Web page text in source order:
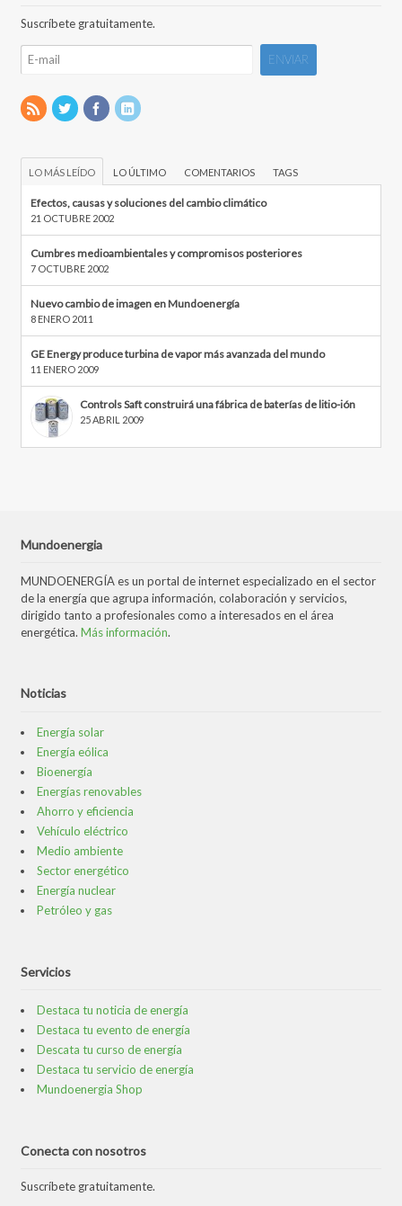
Suscríbete gratuitamente.
LO MÁS LEÍDO LO ÚLTIMO COMENTARIOS TAGS
Efectos, causas y soluciones del cambio climático
21 OCTUBRE 2002
Cumbres medioambientales y compromisos posteriores
7 OCTUBRE 2002
Nuevo cambio de imagen en Mundoenergía
8 ENERO 2011
GE Energy produce turbina de vapor más avanzada del mundo
11 ENERO 2009
Controls Saft construirá una fábrica de baterías de litio-ión
25 ABRIL 2009
Mundoenergia
MUNDOENERGÍA es un portal de internet especializado en el sector
de la energía que agrupa información, colaboración y servicios,
dirigido tanto a profesionales como a interesados en el área
energética. Más información.
Noticias
Energía solar
Energía eólica
Bioenergía
Energías renovables
Ahorro y eficiencia
Vehículo eléctrico
Medio ambiente
Sector energético
Energía nuclear
Petróleo y gas
Servicios
Destaca tu noticia de energía
Destaca tu evento de energía
Descata tu curso de energía
Destaca tu servicio de energía
Mundoenergia Shop
Conecta con nosotros
Suscríbete gratuitamente.